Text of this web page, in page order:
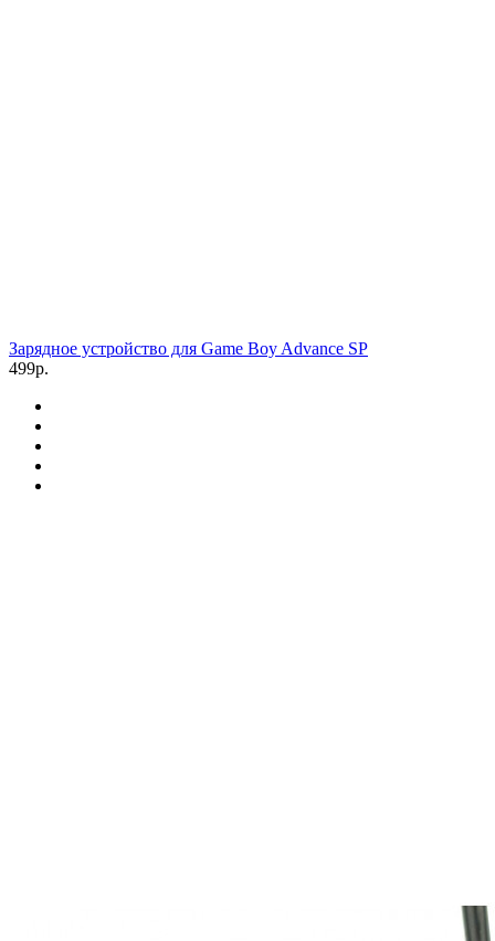
Зарядное устройство для Game Boy Advance SP
499р.